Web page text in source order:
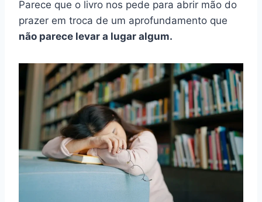
Parece que o livro nos pede para abrir mão do
prazer em troca de um aprofundamento que
não parece levar a lugar algum.